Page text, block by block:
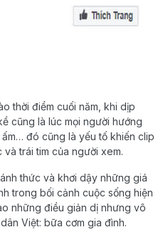
thời điểm cuối năm, khi dịp
cũng là lúc mọi người hướng
đó cũng là yếu tố khiến clip
trái tim của người xem.
thức và khơi dậy những giá
trong bối cảnh cuộc sống hiện
những điều giản dị nhưng vô
Việt: bữa cơm gia đình.